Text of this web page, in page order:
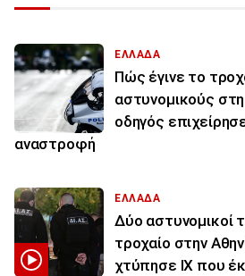
ΕΛΛΑΔΑ
Πώς έγινε το
αστυνομικούς
οδηγός
αναστροφή
ΕΛΛΑΔΑ
Δύο αστυνομικοί
τροχαίο στην
χτύπησε ΙΧ που